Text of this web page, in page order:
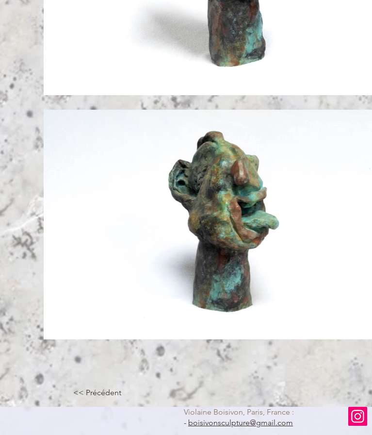
<< Précédent
Violaine Boisivon, Paris, France :
- boisivonsculpture@gmail.com